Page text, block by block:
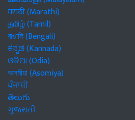
मराठी (Marathi)
தமிழ் (Tamil)
বাঙালি (Bengali)
ಕನ್ನಡ (Kannada)
ଓଡିଆ (Odia)
অসমীয়া (Asomiya)
ਪੰਜਾਬੀ
తెలుగు
ગુજરાતી